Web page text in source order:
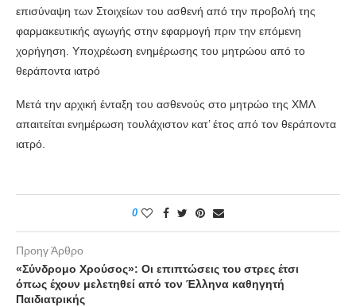
επισύναψη των Στοιχείων του ασθενή από την προβολή της
φαρμακευτικής αγωγής στην εφαρμογή πριν την επόμενη
χορήγηση. Υποχρέωση ενημέρωσης του μητρώου από το
θεράποντα ιατρό
Μετά την αρχική ένταξη του ασθενούς στο μητρώο της ΧΜΛ
απαιτείται ενημέρωση τουλάχιστον κατ’ έτος από τον θεράποντα
ιατρό.
0
Προηγ Άρθρο
«Σύνδρομο Χρούσος»: Οι επιπτώσεις του στρες έτσι
όπως έχουν μελετηθεί από τον Έλληνα καθηγητή
Παιδιατρικής